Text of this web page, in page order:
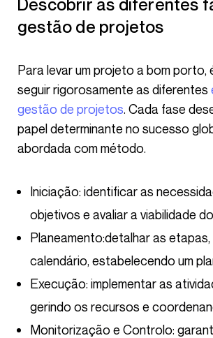
Descobrir as diferentes fases da
gestão de projetos
Para levar um projeto a bom porto, é essencial
seguir rigorosamente as diferentes
gestão de projetos. Cada fase
papel determinante no sucesso
abordada com método.
Iniciação: identificar as
objetivos e avaliar a viabilidade
Planeamento:detalhar as
calendário, estabelecendo um
Execução: implementar as
gerindo os recursos e
Monitorização e Controlo: